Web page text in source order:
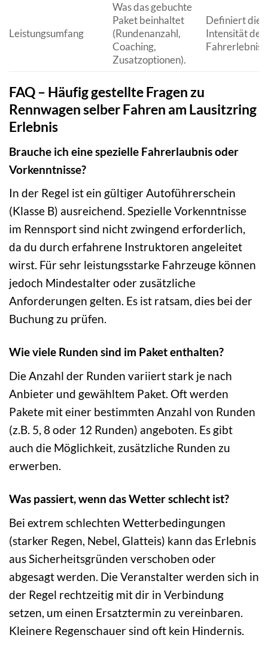
Leistungsumfang
Was das gebuchte
Paket beinhaltet
(Rundenanzahl,
Coaching,
Zusatzoptionen).
Definiert die
Intensität des
FAQ – Häufig gestellte Fragen zu
Rennwagen selber Fahren am Lausitzring
Erlebnis
Brauche ich eine spezielle Fahrerlaubnis oder
Vorkenntnisse?
In der Regel ist ein gültiger Autoführerschein
(Klasse B) ausreichend. Spezielle Vorkenntnisse
im Rennsport sind nicht zwingend erforderlich,
da du durch erfahrene Instruktoren angeleitet
wirst. Für sehr leistungsstarke Fahrzeuge können
jedoch Mindestalter oder zusätzliche
Anforderungen gelten. Es ist ratsam, dies bei der
Buchung zu prüfen.
Wie viele Runden sind im Paket enthalten?
Die Anzahl der Runden variiert stark je nach
Anbieter und gewähltem Paket. Oft werden
Pakete mit einer bestimmten Anzahl von Runden
(z.B. 5, 8 oder 12 Runden) angeboten. Es gibt
auch die Möglichkeit, zusätzliche Runden zu
erwerben.
Was passiert, wenn das Wetter schlecht ist?
Bei extrem schlechten Wetterbedingungen
(starker Regen, Nebel, Glatteis) kann das Erlebnis
aus Sicherheitsgründen verschoben oder
abgesagt werden. Die Veranstalter werden sich in
der Regel rechtzeitig mit dir in Verbindung
setzen, um einen Ersatztermin zu vereinbaren.
Kleinere Regenschauer sind oft kein Hindernis.